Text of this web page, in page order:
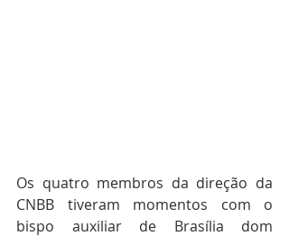
Os quatro membros da direção da
CNBB tiveram momentos com o
bispo auxiliar de Brasília dom